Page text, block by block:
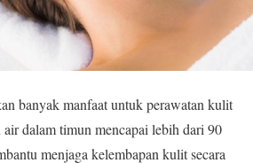
banyak manfaat untuk perawatan kulit
dalam timun mencapai lebih dari 90
menjaga kelembapan kulit secara